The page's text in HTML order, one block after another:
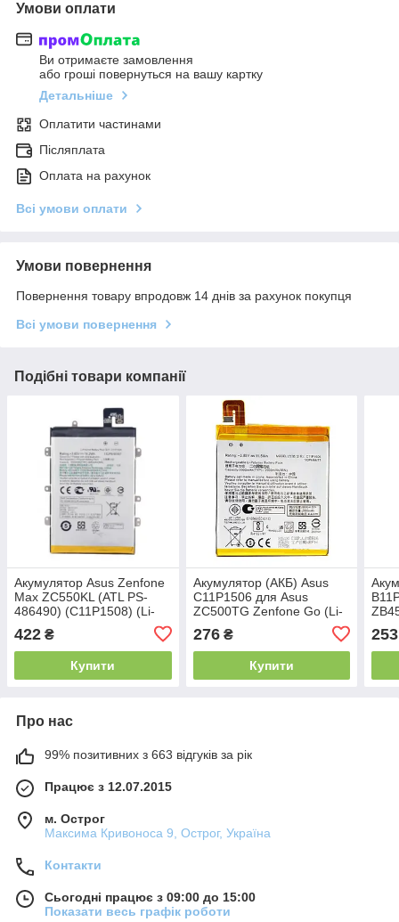
Умови оплати
Ви отримаєте замовлення
або гроші повернуться на вашу картку
Детальніше
Оплатити частинами
Післяплата
Оплата на рахунок
Всі умови оплати
Умови повернення
Повернення товару впродовж 14 днів за рахунок покупця
Всі умови повернення
Подібні товари компанії
Акумулятор Asus Zenfone
Max ZC550KL (ATL PS-
486490) (C11P1508) (Li-
422 ₴
Купити
Акумулятор (АКБ) Asus
C11P1506 для Asus
ZC500TG Zenfone Go (Li-
pol 3.8 V 2070mAh) AAAA
276₴
Купити
253
Про нас
99% позитивних з 663 відгуків за рік
Працює з 12.07.2015
м. Острог
Максима Кривоноса 9, Острог, Україна
Контакти
Сьогодні працює з 09:00 до 15:00
Показати весь графік роботи